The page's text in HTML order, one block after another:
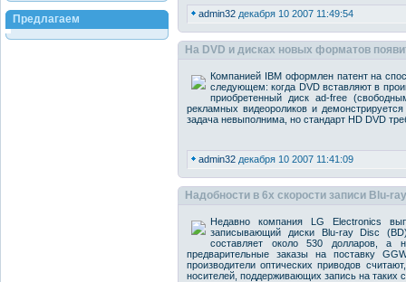
Предлагаем admin32 декабря 10 2007 11:49:54
На DVD и дисках новых форматов
Компанией IBM оформлен патент на
следующем: когда DVD вставляют в
приобретенный диск ad-free
рекламных видеороликов и
задача невыполнима, но стандарт HD DVD
admin32 декабря 10 2007 11:41:09
Надобности в 6x скорости записи Blu-
Недавно компания LG Electronics
записывающий диски Blu-ray Disc
составляет около 530 долларов, а
предварительные заказы на поставку
производители оптических приводов
носителей, поддерживающих запись на таких